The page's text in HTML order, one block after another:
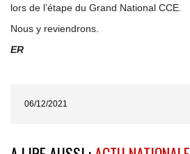
lors de l’étape du Grand National CCE.
Nous y reviendrons.
ER
06/12/2021